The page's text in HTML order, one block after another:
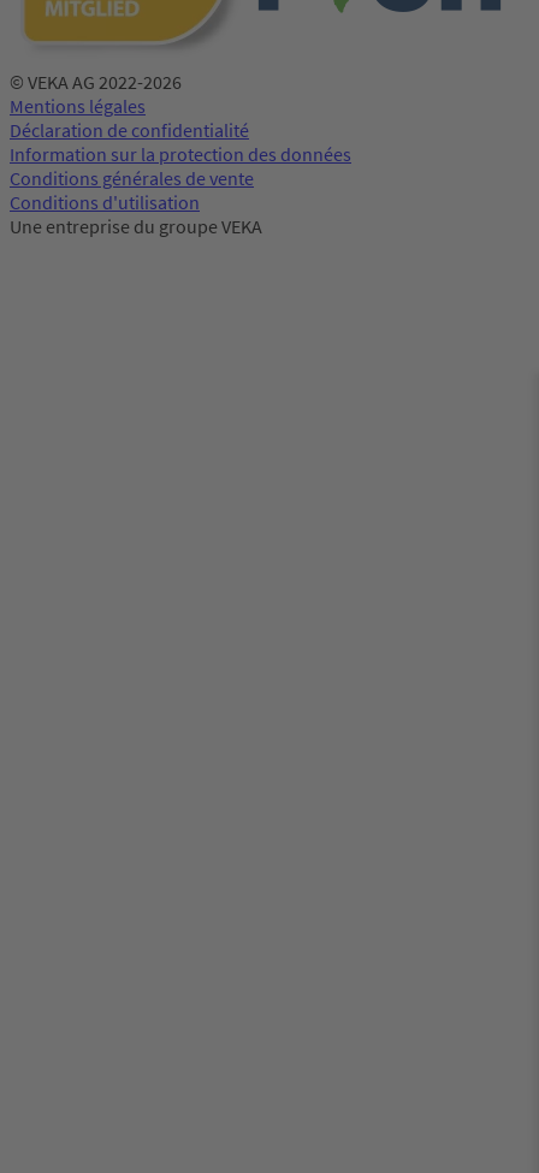
© VEKA AG 2022-2026
Mentions légales
Déclaration de confidentialité
Information sur la protection des données
Conditions générales de vente
Conditions d'utilisation
Une entreprise du groupe VEKA